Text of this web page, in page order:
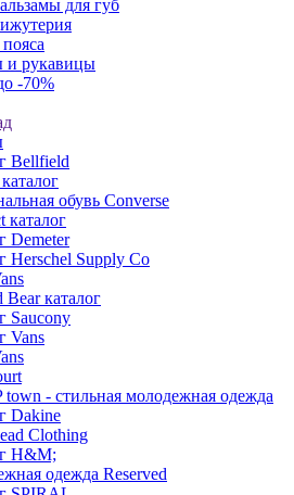
для губ
рукавицы
-70%
Bellfield
обувь Converse
каталог
Demeter
Herschel Supply Co
Bear каталог
Saucony
Vans
town - стильная молодежная одежда
Dakine
Clothing
H&M;
одежда Reserved